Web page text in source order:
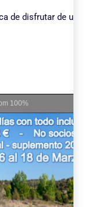
de disfrutar de un
100%